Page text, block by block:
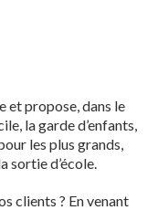
et propose, dans le
la garde d’enfants,
les plus grands,
sortie d’école.
clients ? En venant